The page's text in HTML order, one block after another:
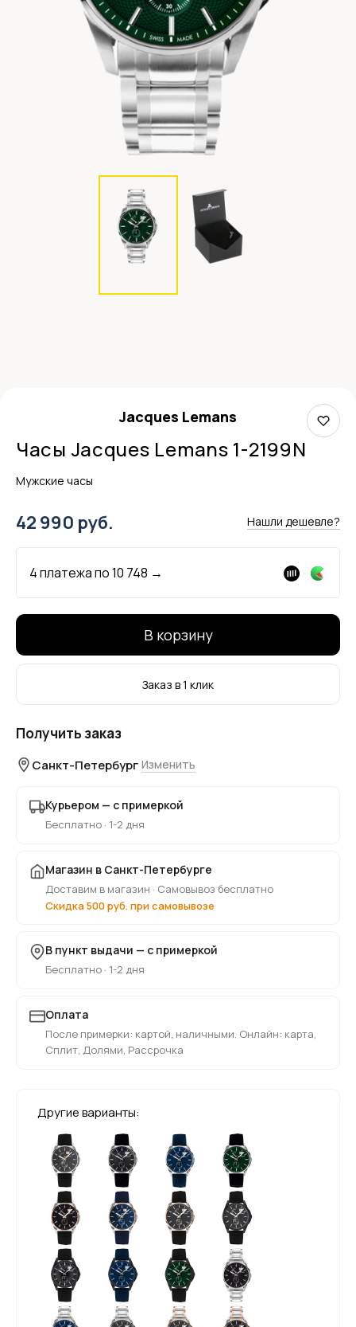
Jacques Lemans
Часы Jacques Lemans 1-2199N
Мужские часы
42 990 руб. Нашли дешевле?
4 платежа по10 748 →
В корзину
Заказ в 1 клик
Получить заказ
Санкт-Петербург Изменить
Курьером — с примеркой
Бесплатно · 1-2 дня
Магазин в Санкт-Петербурге
Доставим в магазин · Самовывоз бесплатно
Скидка 500 руб. при самовывозе
В пункт выдачи — с примеркой
Бесплатно · 1-2 дня
Оплата
После примерки: картой, наличными. Онлайн: карта,
Сплит, Долями, Рассрочка
Другие варианты: